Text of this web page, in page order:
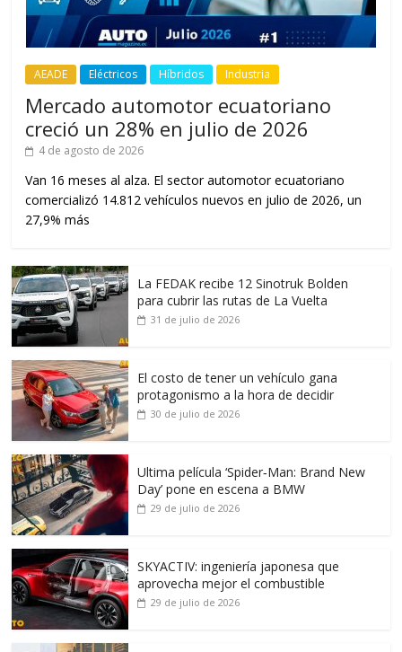
AEADE Eléctricos Híbridos Industria
Mercado automotor ecuatoriano
creció un 28% en julio de 2026
4 de agosto de 2026
Van 16 meses al alza. El sector automotor ecuatoriano
comercializó 14.812 vehículos nuevos en julio de 2026, un
27,9% más
La FEDAK recibe 12 Sinotruk Bolden
para cubrir las rutas de La Vuelta
31 de julio de 2026
El costo de tener un vehículo gana
protagonismo a la hora de decidir
30 de julio de 2026
Ultima película ‘Spider‑Man: Brand New
Day’ pone en escena a BMW
29 de julio de 2026
SKYACTIV: ingeniería japonesa que
aprovecha mejor el combustible
29 de julio de 2026